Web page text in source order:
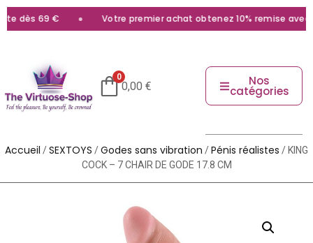
dès 69 € Votre premier achat obtenez 10% remise avec le
0
0,00 € Nos
catégories
Accueil /SEXTOYS /Godes sans vibration /Pénis réalistes / KING
COCK – 7 CHAIR DE GODE 17.8 CM